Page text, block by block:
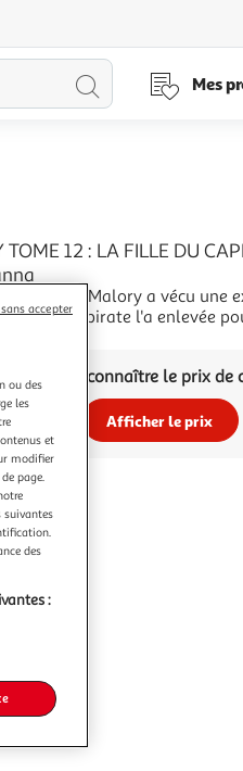
Lancer
Mes
TOME 12 : LA FILLE DU
Jacqueline Malory a vécu une
quand un pirate l'a enlevée
le capitaine Ordure . Et que,
voulez connaître le prix de
Afficher le prix
ou des
les
et
modifier
page.
suivantes
des
:
accepter